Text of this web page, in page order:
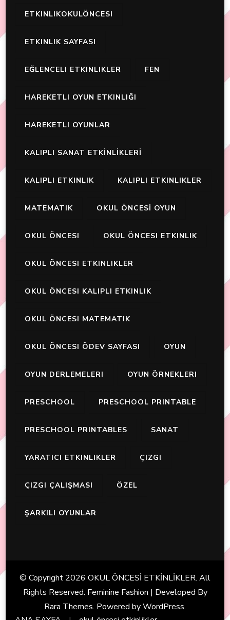
ETKINLIKOKULÖNCESI
ETKINLIK SAYFASI
EĞLENCELI ETKINLIKLER FEN
HAREKETLI OYUN ETKINLIĞI
HAREKETLI OYUNLAR
KALIPLI SANAT ETKİNLİKLERİ
KALIPLI ETKINLIK KALIPLI ETKINLIKLER
MATEMATIK OKUL ÖNCESİ OYUN
OKUL ÖNCESI OKUL ÖNCESI ETKINLIK
OKUL ÖNCESI ETKINLIKLER
OKUL ÖNCESI KALIPLI ETKINLIK
OKUL ÖNCESI MATEMATIK
OKUL ÖNCESI ÖDEV SAYFASI OYUN
OYUN DERLEMELERI OYUN ÖRNEKLERI
PRESCHOOL PRESCHOOL PRINTABLE
PRESCHOOL PRINTABLES SANAT
YARATICI ETKINLIKLER ÇIZGI
ÇIZGI ÇALIŞMASI ÖZEL
ŞARKILI OYUNLAR
© Copyright 2026 OKUL ÖNCESİ ETKİNLİKLER. All
Rights Reserved. Feminine Fashion | Developed By
Rara Themes. Powered byWordPress.